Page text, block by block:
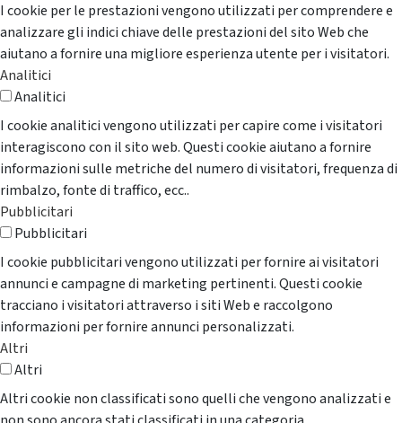
I cookie per le prestazioni vengono utilizzati per comprendere e
analizzare gli indici chiave delle prestazioni del sito Web che
aiutano a fornire una migliore esperienza utente per i visitatori.
Analitici
Analitici
I cookie analitici vengono utilizzati per capire come i visitatori
interagiscono con il sito web. Questi cookie aiutano a fornire
informazioni sulle metriche del numero di visitatori, frequenza di
rimbalzo, fonte di traffico, ecc..
Pubblicitari
Pubblicitari
I cookie pubblicitari vengono utilizzati per fornire ai visitatori
annunci e campagne di marketing pertinenti. Questi cookie
tracciano i visitatori attraverso i siti Web e raccolgono
informazioni per fornire annunci personalizzati.
Altri
Altri
Altri cookie non classificati sono quelli che vengono analizzati e